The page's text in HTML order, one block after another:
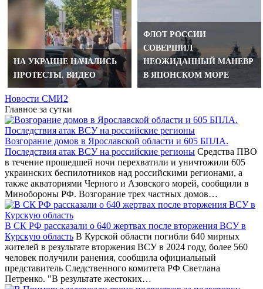
НА УКРАИНЕ НАЧАЛИСЬ
ПРОТЕСТЫ. ВИДЕО
ФЛОТ РОССИИ
СОВЕРШИЛ
НЕОЖИДАННЫЙ МАНЕВР
В ЯПОНСКОМ МОРЕ
Новости СМИ2
Главное за сутки
Возгорание домов в Ярославской области и 605 БПЛА.
Последствия атак ВСУ на российские регионы Средства ПВО
в течение прошедшей ночи перехватили и уничтожили 605
украинских беспилотников над российскими регионами, а
также акваториями Черного и Азовского морей, сообщили в
Минобороны РФ. Возгорание трех частных домов…
В СК РФ рассказали о 640 жертвах после вторжения ВСУ в
Курскую область В Курской области погибли 640 мирных
жителей в результате вторжения ВСУ в 2024 году, более 560
человек получили ранения, сообщила официальный
представитель Следственного комитета РФ Светлана
Петренко. "В результате жестоких…